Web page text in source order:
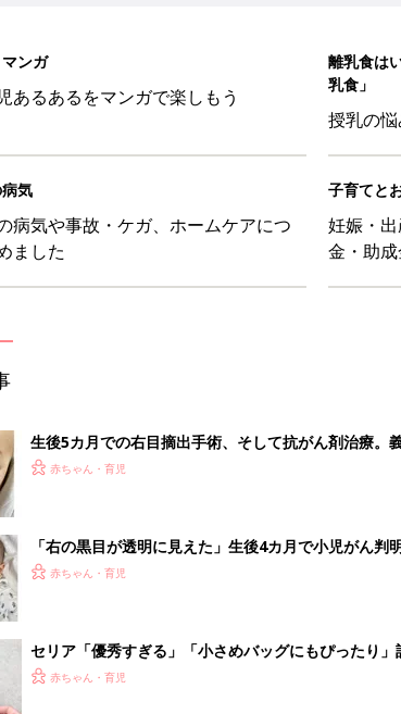
ンガ
あるあるをマンガで楽しもう
離乳食は
乳食」
授乳の
気
病気や事故・ケガ、ホームケアにつ
ました
子育てと
妊娠・
金・助
生後5カ月での右目摘出手術、そして抗がん剤治療。
の生活【網膜芽細胞腫】
赤ちゃん・育児
「右の黒目が透明に見えた」生後4カ月で小児がん
芽細胞腫】
赤ちゃん・育児
セリア「優秀すぎる」「小さめバッグにもぴったり
赤ちゃん・育児